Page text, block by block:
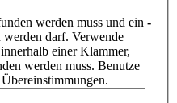
werden muss und ein -
darf. Verwende
innerhalb einer Klammer,
werden muss. Benutze